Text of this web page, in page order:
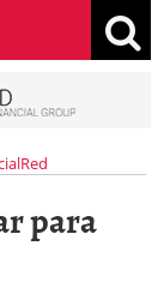
para